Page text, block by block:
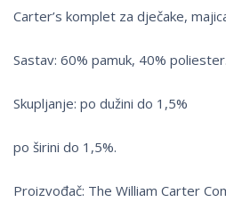
Carter’s komplet za dječake,
Sastav: 60% pamuk, 40% poliester.
Skupljanje: po dužini do 1,5%
po širini do 1,5%.
Proizvođač: The William Carter